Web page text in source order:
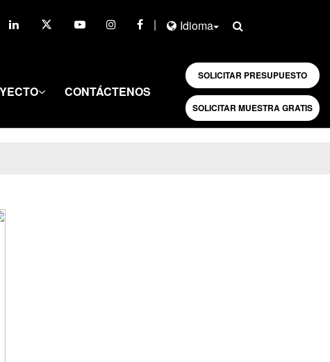
| Idioma
CONTÁCTENOS
SOLICITAR PRESUPUESTO
SOLICITAR MUESTRA GRATIS